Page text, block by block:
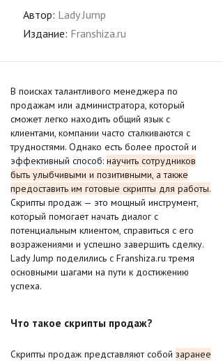
Автор: Lady Jump
Издание: Franshiza.ru
В поисках талантливого менеджера по
продажам или администратора, который
сможет легко находить общий язык с
клиентами, компании часто сталкиваются с
трудностями. Однако есть более простой и
эффективный способ: научить сотрудников
быть улыбчивыми и позитивными, а также
предоставить им готовые скрипты для работы.
Скрипты продаж — это мощный инструмент,
который помогает начать диалог с
потенциальным клиентом, справиться с его
возражениями и успешно завершить сделку.
Lady Jump поделились с Franshiza.ru тремя
основными шагами на пути к достижению
успеха.
Что такое скрипты продаж?
Скрипты продаж представляют собой заранее